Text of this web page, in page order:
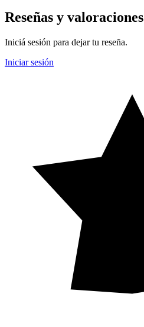
Reseñas y valoraciones
Iniciá sesión para dejar tu reseña.
Iniciar sesión